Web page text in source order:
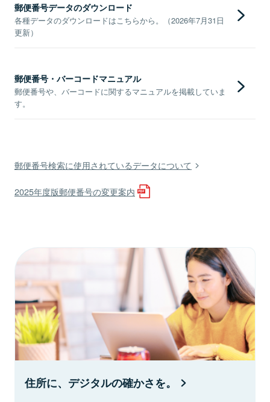
郵便番号データのダウンロード
各種データのダウンロードはこちらから。（2026年7月31日
更新）
郵便番号・バーコードマニュアル
郵便番号や、バーコードに関するマニュアルを掲載していま
す。
郵便番号検索に使用されているデータについて
2025年度版郵便番号の変更案内
住所に、デジタルの確かさを。